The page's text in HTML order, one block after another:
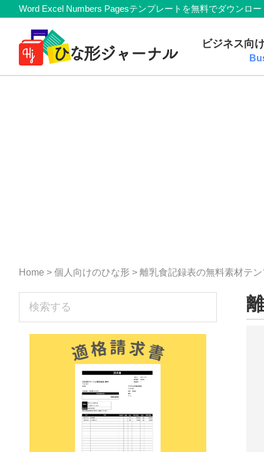
Skip
primary
navigation
Skip
content
Skip
primary
sidebar
Skip
footer
Member
Navigation
Word Excel Numbers Pagesテンプレートを無料でダウンロ
料
テ
な
形
ャ
ビジネス向
Home > 個人向けのひな形 > 離乳食記録表の無料素材テ
sidebar